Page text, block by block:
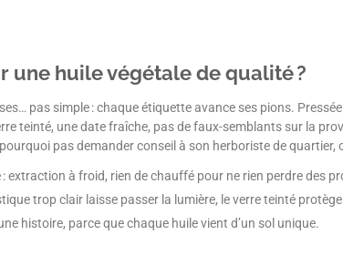
une huile végétale de qualité ?
pas simple : chaque étiquette avance ses pions.
teinté, une date fraîche, pas de faux-semblants sur la
pas demander conseil à son herboriste de
extraction à froid, rien de chauffé pour ne rien perdre des
trop clair laisse passer la lumière, le verre teinté
histoire, parce que chaque huile vient d’un sol unique.